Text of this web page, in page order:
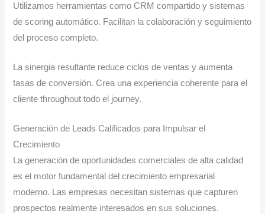
Utilizamos herramientas como CRM compartido y sistemas
de scoring automático. Facilitan la colaboración y seguimiento
del proceso completo.
La sinergia resultante reduce ciclos de ventas y aumenta
tasas de conversión. Crea una experiencia coherente para el
cliente throughout todo el journey.
Generación de Leads Calificados para Impulsar el
Crecimiento
La generación de oportunidades comerciales de alta calidad
es el motor fundamental del crecimiento empresarial
moderno. Las empresas necesitan sistemas que capturen
prospectos realmente interesados en sus soluciones.